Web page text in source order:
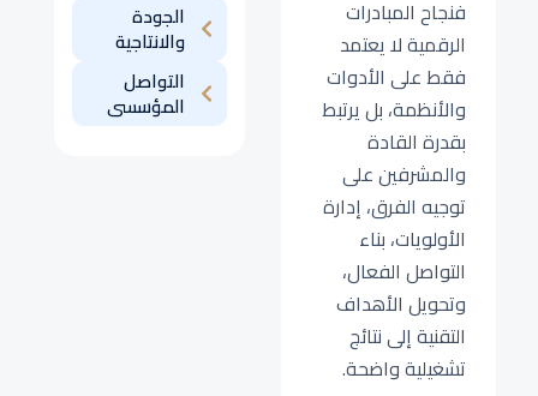
الجودة
والانتاجية
التواصل
المؤسسى
فنجاح المبادرات
الرقمية لا يعتمد
فقط على الأدوات
والأنظمة، بل يرتبط
بقدرة القادة
والمشرفين على
توجيه الفرق، إدارة
الأولويات، بناء
التواصل الفعال،
وتحويل الأهداف
التقنية إلى نتائج
تشغيلية واضحة.